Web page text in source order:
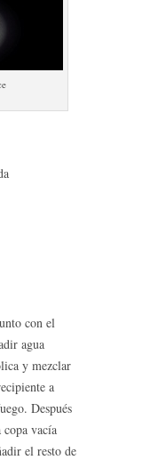
con el
agua
y mezclar
a
Después
vacía
el resto de